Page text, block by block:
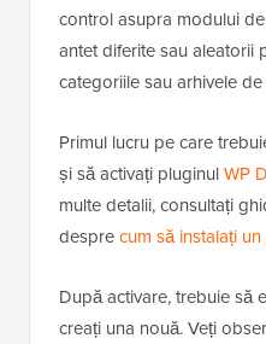
control asupra modului
antet diferite sau aleatorii
categoriile sau arhivele
Primul lucru pe care
și să activați pluginulWP
multe detalii, consultați
desprecum să instalați
După activare, trebuie să
creați una nouă. Veți